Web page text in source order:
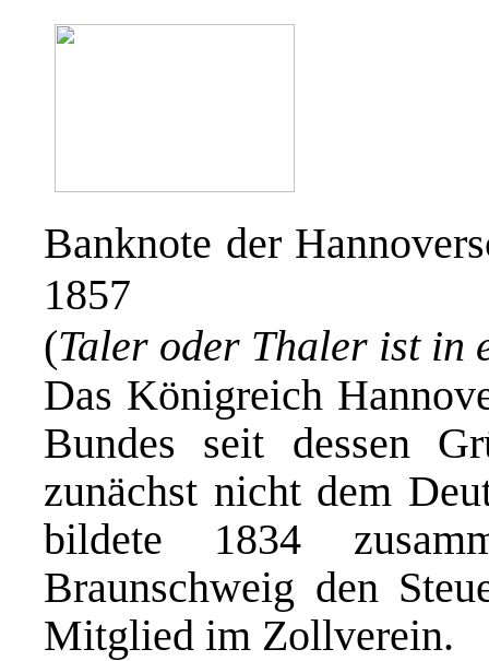
Banknote der
1857
(Taler oder Thaler ist in
Das Königreich
Bundes seit dessen
zunächst nicht dem
bildete 1834
Braunschweig den
Mitglied im Zollverein.